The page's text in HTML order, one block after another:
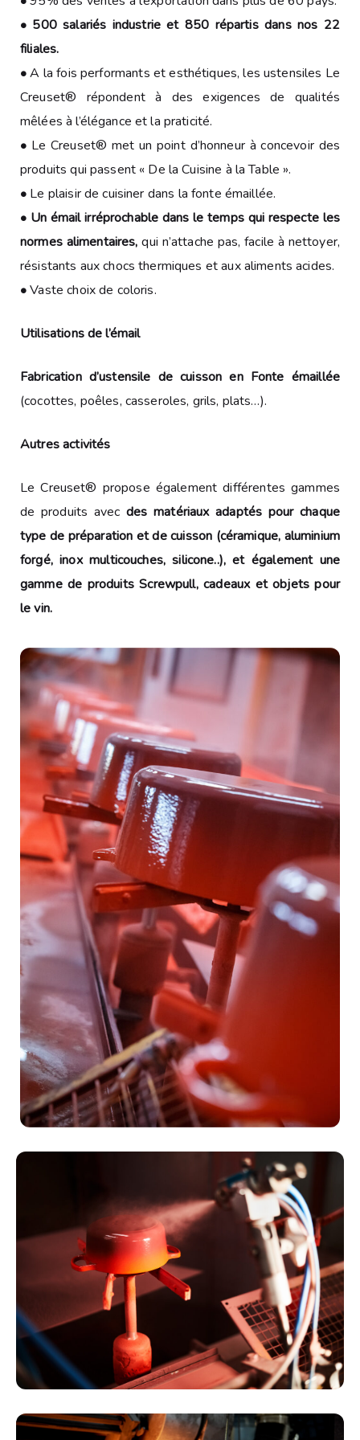
• 500 salariés industrie et 850 répartis dans nos 22
filiales.
•A la fois performants et esthétiques, les ustensiles Le
Creuset® répondent à des exigences de qualités
mêlées à l’élégance et la praticité.
• Le Creuset® met un point d’honneur à concevoir des
produits qui passent « De la Cuisine à la Table ».
• Le plaisir de cuisiner dans la fonte émaillée.
• Un émail irréprochable dans le temps qui respecte les
normes alimentaires, qui n’attache pas, facile à nettoyer,
résistants aux chocs thermiques et aux aliments acides.
•Vaste choix de coloris.
Utilisations de l’émail
Fabrication d’ustensile de cuisson en Fonte émaillée
(cocottes, poêles, casseroles, grils, plats…).
Autres activités
Le Creuset® propose également différentes gammes
de produits avecdes matériaux adaptés pour chaque
type de préparation et de cuisson (céramique, aluminium
forgé, inox multicouches, silicone..), et également une
gamme de produits Screwpull, cadeaux et objets pour
le vin.